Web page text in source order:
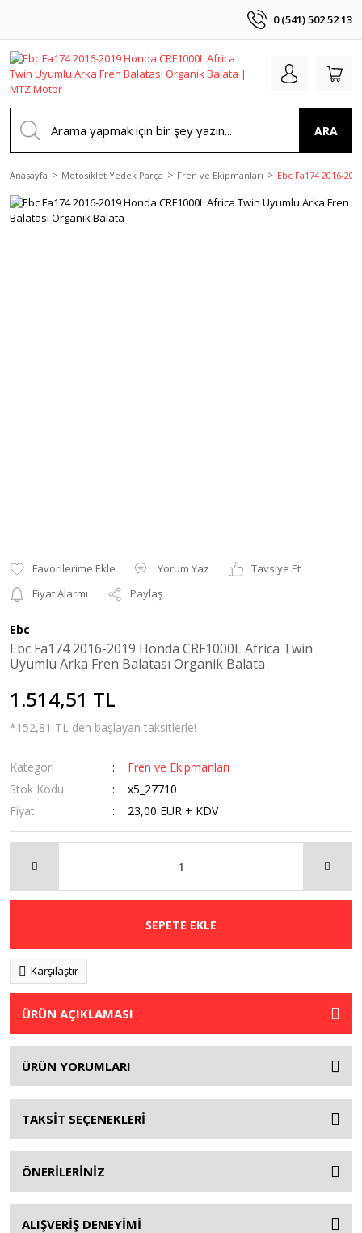
0 (541) 502 52 13
ARA
Anasayfa Motosiklet Yedek Parça Fren ve Ekipmanları Ebc Fa174 2016-
Yorum Yaz
Tavsiye Et
Fiyat Alarmı
Paylaş
Ebc
Ebc Fa174 2016-2019 Honda CRF1000L Africa Twin
Uyumlu Arka Fren Balatası Organik Balata
1.514,51 TL
*152,81 TL den başlayan taksitlerle!
Kategori
Fren ve Ekipmanları
Stok Kodu
x5_27710
Fiyat
23,00 EUR + KDV
SEPETE EKLE
Karşılaştır
ÜRÜN AÇIKLAMASI
ÜRÜN YORUMLARI
TAKSİT SEÇENEKLERİ
ÖNERİLERİNİZ
ALIŞVERİŞ DENEYİMİ